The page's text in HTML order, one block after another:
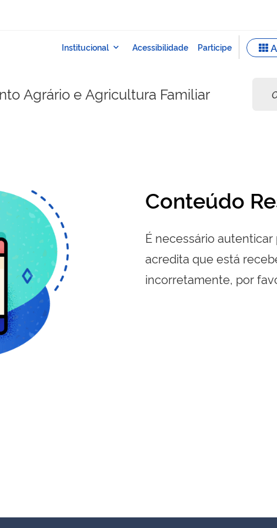
Agrário e Agricultura Familiar
Conteúdo
É necessário autenticar
acredita que está
incorretamente, por